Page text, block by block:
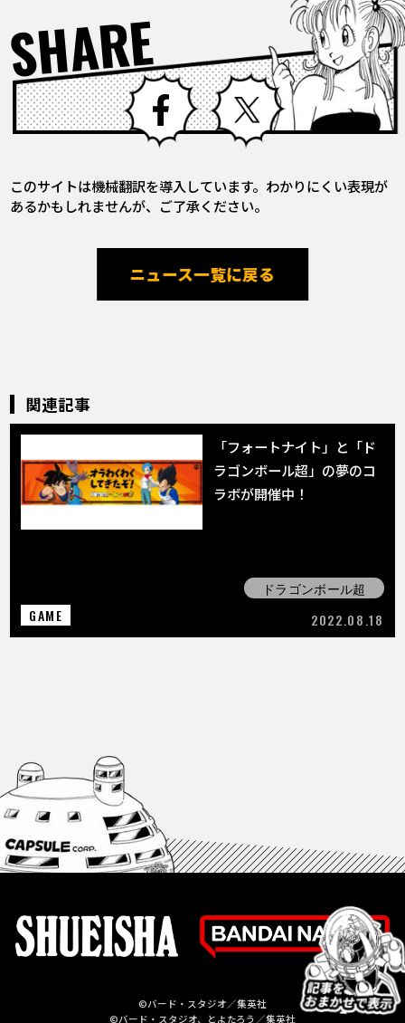
SHARE Facebook X
このサイトは機械翻訳を導入しています。わかりにくい表現が
あるかもしれませんが、ご了承ください。
ニュース一覧に戻る
関連記事
「フォートナイト」と「ド
ラゴンボール超」の夢のコ
ラボが開催中！
ドラゴンボール超
GAME
2022.08.18
©バード・スタジオ／集英社
©バード・スタジオ、とよたろう／集英社